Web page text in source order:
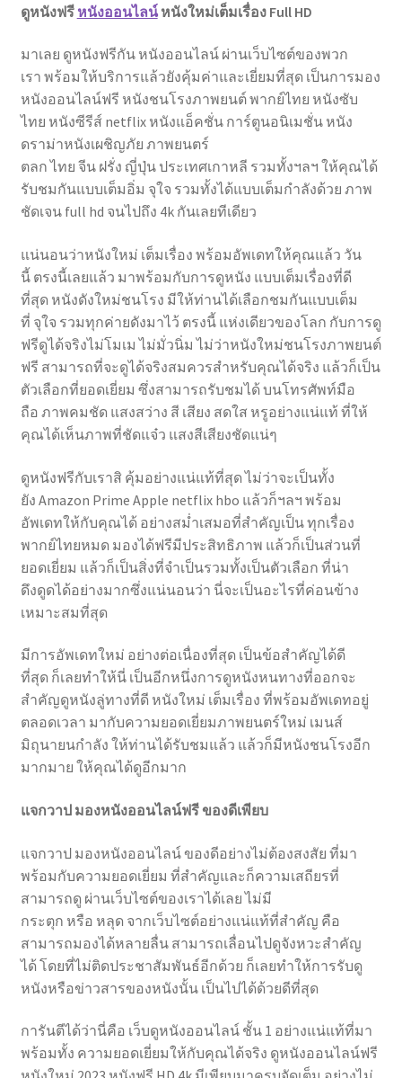
ดูหนังฟรี หนังออนไลน์หนังใหม่เต็มเรื่อง Full HD
มาเลย ดูหนังฟรีกัน หนังออนไลน์ ผ่านเว็บไซต์ของพวก
เรา พร้อมให้บริการแล้วยังคุ้มค่าและเยี่ยมที่สุด เป็นการมอง
หนังออนไลน์ฟรี หนังชนโรงภาพยนต์ พากย์ไทย หนังซับ
ไทย หนังซีรีส์ netflix หนังแอ็คชั่น การ์ตูนอนิเมชั่น หนัง
ดราม่าหนังเผชิญภัย ภาพยนตร์
ตลก ไทย จีน ฝรั่ง ญี่ปุ่น ประเทศเกาหลี รวมทั้งฯลฯ ให้คุณได้
รับชมกันแบบเต็มอิ่ม จุใจ รวมทั้งได้แบบเต็มกำลังด้วย ภาพ
ชัดเจน full hd จนไปถึง 4k กันเลยทีเดียว
แน่นอนว่าหนังใหม่ เต็มเรื่อง พร้อมอัพเดทให้คุณแล้ว วัน
นี้ ตรงนี้เลยแล้ว มาพร้อมกับการดูหนัง แบบเต็มเรื่องที่ดี
ที่สุด หนังดังใหม่ชนโรง มีให้ท่านได้เลือกชมกันแบบเต็ม
ที่ จุใจ รวมทุกค่ายดังมาไว้ ตรงนี้ แห่งเดียวของโลก กับการดู
ฟรีดูได้จริงไม่โมเม ไม่มั่วนิ่ม ไม่ว่าหนังใหม่ชนโรงภาพยนต์
ฟรี สามารถที่จะดูได้จริงสมควรสำหรับคุณได้จริง แล้วก็เป็น
ตัวเลือกที่ยอดเยี่ยม ซึ่งสามารถรับชมได้ บนโทรศัพท์มือ
ถือ ภาพคมชัด แสงสว่าง สี เสียง สดใส หรูอย่างแน่แท้ ที่ให้
คุณได้เห็นภาพที่ชัดแจ๋ว แสงสีเสียงชัดแน่ๆ
ดูหนังฟรีกับเราสิ คุ้มอย่างแน่แท้ที่สุด ไม่ว่าจะเป็นทั้ง
ยัง Amazon Prime Apple netflix hbo แล้วก็ฯลฯ พร้อม
อัพเดทให้กับคุณได้ อย่างสม่ำเสมอที่สำคัญเป็น ทุกเรื่อง
พากย์ไทยหมด มองได้ฟรีมีประสิทธิภาพ แล้วก็เป็นส่วนที่
ยอดเยี่ยม แล้วก็เป็นสิ่งที่จำเป็นรวมทั้งเป็นตัวเลือก ที่น่า
ดึงดูดได้อย่างมากซึ่งแน่นอนว่า นี่จะเป็นอะไรที่ค่อนข้าง
เหมาะสมที่สุด
มีการอัพเดทใหม่ อย่างต่อเนื่องที่สุด เป็นข้อสำคัญได้ดี
ที่สุด ก็เลยทำให้นี่ เป็นอีกหนึ่งการดูหนังหนทางที่ออกจะ
สำคัญดูหนังลู่ทางที่ดี หนังใหม่ เต็มเรื่อง ที่พร้อมอัพเดทอยู่
ตลอดเวลา มากับความยอดเยี่ยมภาพยนตร์ใหม่ เมนส์
มิถุนายนกำลัง ให้ท่านได้รับชมแล้ว แล้วก็มีหนังชนโรงอีก
มากมาย ให้คุณได้ดูอีกมาก
แจกวาป มองหนังออนไลน์ฟรี ของดีเพียบ
แจกวาป มองหนังออนไลน์ ของดีอย่างไม่ต้องสงสัย ที่มา
พร้อมกับความยอดเยี่ยม ที่สำคัญและก็ความเสถียรที่
สามารถดู ผ่านเว็บไซต์ของเราได้เลย ไม่มี
กระตุก หรือ หลุด จากเว็บไซต์อย่างแน่แท้ที่สำคัญ คือ
สามารถมองได้หลายลื่น สามารถเลื่อนไปดูจังหวะสำคัญ
ได้ โดยที่ไม่ติดประชาสัมพันธ์อีกด้วย ก็เลยทำให้การรับดู
หนังหรือข่าวสารของหนังนั้น เป็นไปได้ด้วยดีที่สุด
การันตีได้ว่านี่คือ เว็บดูหนังออนไลน์ ชั้น 1 อย่างแน่แท้ที่มา
พร้อมทั้ง ความยอดเยี่ยมให้กับคุณได้จริง ดูหนังออนไลน์ฟรี